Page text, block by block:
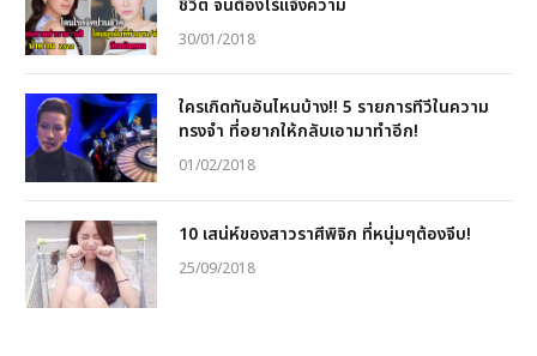
ชีวิต จนต้องโร่แจ้งความ
30/01/2018
ใครเกิดทันอันไหนบ้าง!! 5 รายการทีวีในความ
ทรงจำ ที่อยากให้กลับเอามาทำอีก!
01/02/2018
10 เสน่ห์ของสาวราศีพิจิก ที่หนุ่มๆต้องจีบ!
25/09/2018